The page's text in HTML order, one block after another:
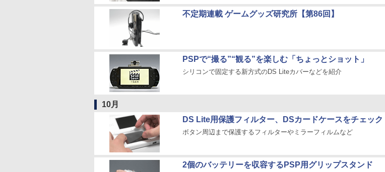
不定期連載 ゲームグッズ研究所【第86回】
PSPで“撮る”“観る”を楽しむ「ちょっとショット」
シリコンで固定する新方式のDS Liteカバーなどを紹介
10月
DS Lite用保護フィルター、DSカードケースをチェック
ボタン周辺まで保護するフィルターやミラーフィルムなど
2個のバッテリーを収容するPSP用グリップスタンド